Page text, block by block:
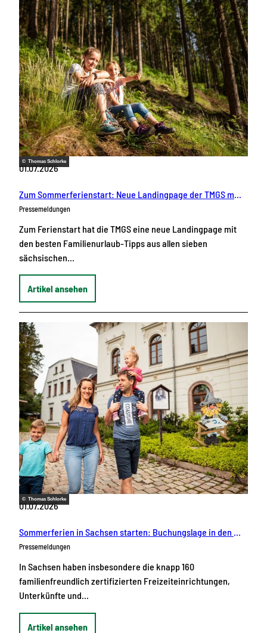
© Thomas Schlorke
01.07.2026
Pressemeldungen
Zum Ferienstart hat die TMGS eine neue Landingpage mit
den besten Familienurlaub-Tipps aus allen sieben
sächsischen…
Artikel ansehen
© Thomas Schlorke
01.07.2026
Sommerferien in Sachsen starten: Buchungslage in den sächsischen Reiseregionen stimmt optimistisch
Pressemeldungen
In Sachsen haben insbesondere die knapp 160
familienfreundlich zertifizierten Freizeiteinrichtungen,
Unterkünfte und…
Artikel ansehen